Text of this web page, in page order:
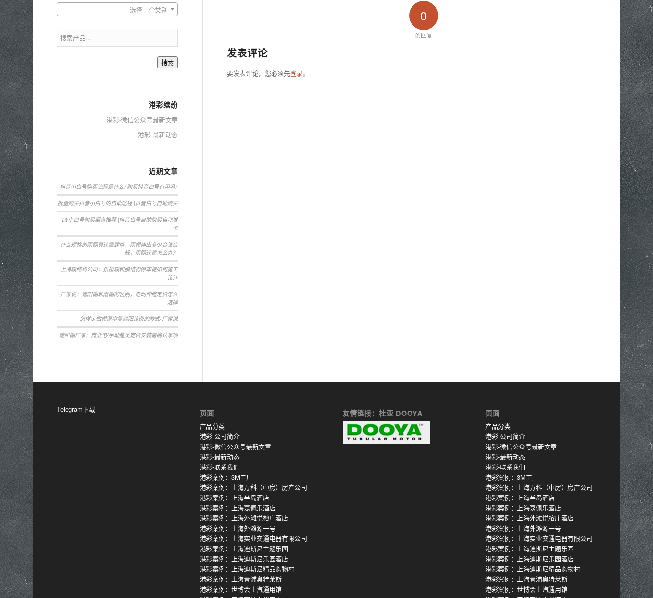
0
条回复
发表评论
要发表评论，您必须先登录。
选择一个类别
搜索
港彩缤纷
港彩-微信公众号最新文章
港彩-最新动态
近期文章
抖音小白号购买流程是什么?购买抖音白号有用吗?
批量购买抖音小白号的自助途径||抖音白号自助购买
DY小白号购买渠道推荐||抖音白号自助购买自动发
卡
什么规格的雨棚算违章建筑，雨棚伸出多少合法合
规，雨棚违建怎么办？
上海膜结构公司：张拉膜和膜结构停车棚如何施工
设计
厂家说：遮阳棚和雨棚的区别，电动伸缩定做怎么
选择
怎样定做棚蓬伞等遮阳设备的款式-厂家说
遮阳棚厂家：商业电/手动蓬类定做安装需确认事项
Telegram下载 页面
产品分类
港彩-公司简介
港彩-微信公众号最新文章
港彩-最新动态
港彩-联系我们
港彩案例：3M工厂
港彩案例：上海万科（中房）房产公司
港彩案例：上海半岛酒店
港彩案例：上海嘉佩乐酒店
港彩案例：上海外滩悦榕庄酒店
港彩案例：上海外滩源一号
港彩案例：上海实业交通电器有限公司
港彩案例：上海迪斯尼主题乐园
港彩案例：上海迪斯尼乐园酒店
港彩案例：上海迪斯尼精品购物村
港彩案例：上海青浦奥特莱斯
港彩案例：世博会上汽通用馆
友情链接：杜亚 DOOYA 页面
产品分类
港彩-公司简介
港彩-微信公众号最新文章
港彩-最新动态
港彩-联系我们
港彩案例：3M工厂
港彩案例：上海万科（中房）房产公司
港彩案例：上海半岛酒店
港彩案例：上海嘉佩乐酒店
港彩案例：上海外滩悦榕庄酒店
港彩案例：上海外滩源一号
港彩案例：上海实业交通电器有限公司
港彩案例：上海迪斯尼主题乐园
港彩案例：上海迪斯尼乐园酒店
港彩案例：上海迪斯尼精品购物村
港彩案例：上海青浦奥特莱斯
港彩案例：世博会上汽通用馆